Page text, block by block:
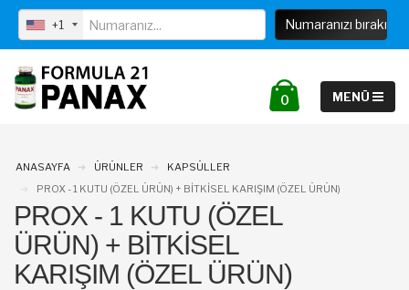
info@formula21panax.com
0
ANASAYFA ÜRÜNLER
KAPSÜLLER
PROX - 1 KUTU (ÖZEL ÜRÜN) + BITKISEL KARIŞIM (ÖZEL ÜRÜN)
PROX - 1 KUTU (ÖZEL
ÜRÜN) + BITKISEL
KARIŞIM (ÖZEL ÜRÜN)
+1